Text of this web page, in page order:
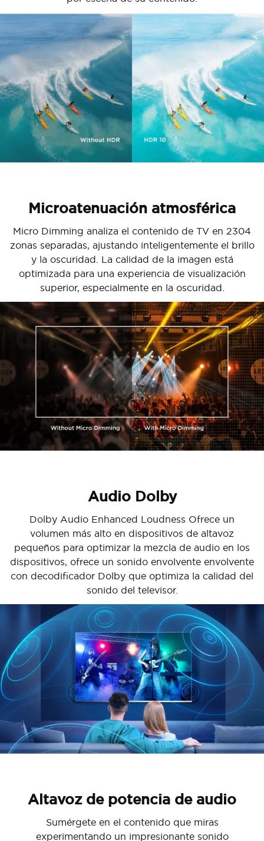
Microatenuación atmosférica
Micro Dimming analiza el contenido de TV en 2304
zonas separadas, ajustando inteligentemente el brillo
y la oscuridad. La calidad de la imagen está
optimizada para una experiencia de visualización
superior, especialmente en la oscuridad.
Audio Dolby
Dolby Audio Enhanced Loudness Ofrece un
volumen más alto en dispositivos de altavoz
pequeños para optimizar la mezcla de audio en los
dispositivos, ofrece un sonido envolvente envolvente
con decodificador Dolby que optimiza la calidad del
sonido del televisor.
Altavoz de potencia de audio
Sumérgete en el contenido que miras
experimentando un impresionante sonido